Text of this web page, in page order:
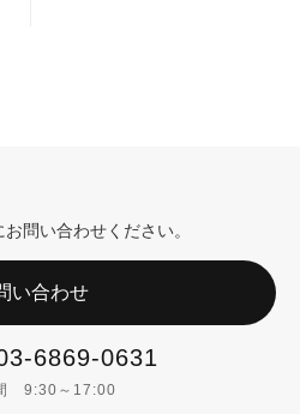
問い合わせください。
い合わせ
6869-0631
9:30～17:00